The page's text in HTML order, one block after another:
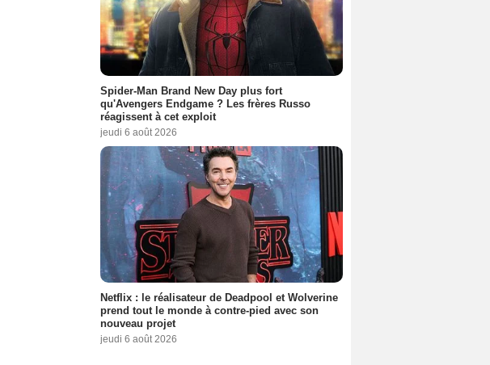
Spider-Man Brand New Day plus fort
qu'Avengers Endgame ? Les frères Russo
réagissent à cet exploit
jeudi 6 août 2026
Netflix : le réalisateur de Deadpool et Wolverine
prend tout le monde à contre-pied avec son
nouveau projet
jeudi 6 août 2026